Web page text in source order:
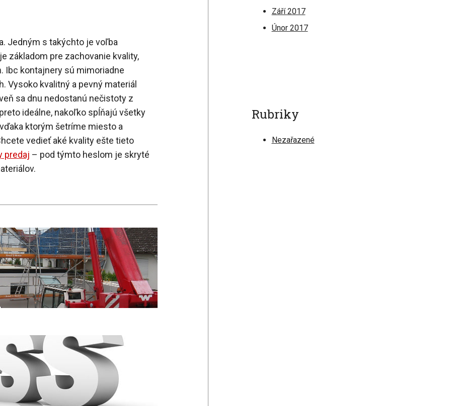
Jedným s takýchto je voľba
základom pre zachovanie kvality,
Ibc kontajnery sú mimoriadne
Vysoko kvalitný a pevný materiál
sa dnu nedostanú nečistoty z
ideálne, nakoľko spĺňajú všetky
ktorým šetríme miesto a
vedieť aké kvality ešte tieto
predaj – pod týmto heslom je skryté
Září 2017
Únor 2017
Rubriky
Nezařazené